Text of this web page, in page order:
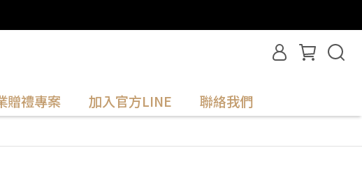
贈禮專案 加入官方LINE 聯絡我們